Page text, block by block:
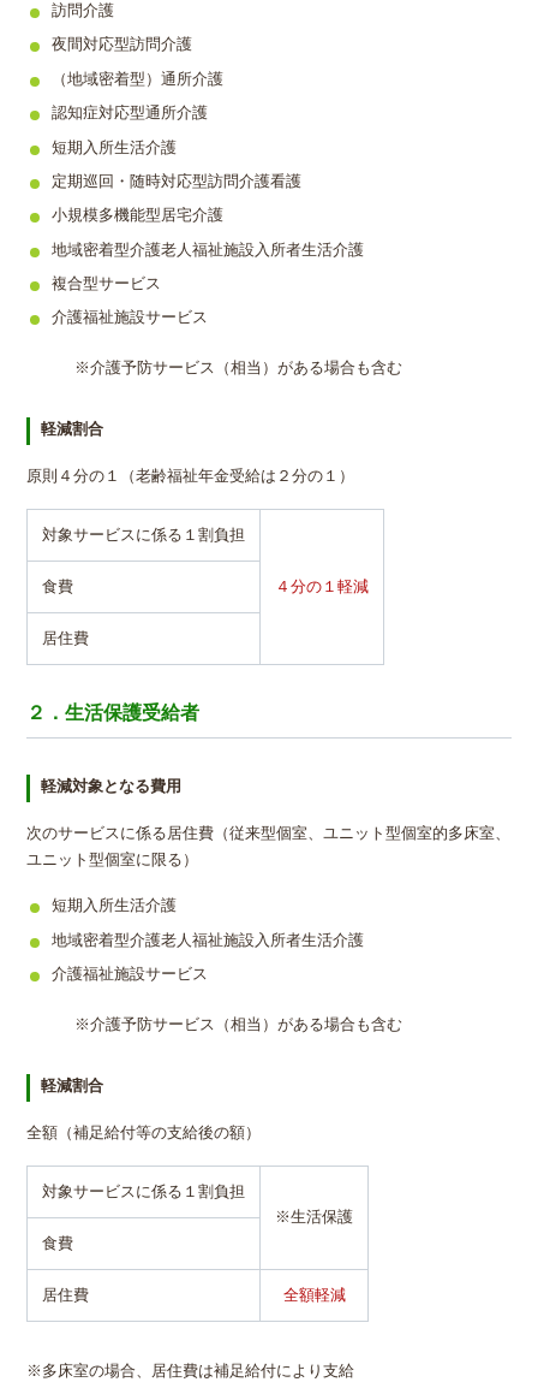
訪問介護
夜間対応型訪問介護
（地域密着型）通所介護
認知症対応型通所介護
短期入所生活介護
定期巡回・随時対応型訪問介護看護
小規模多機能型居宅介護
地域密着型介護老人福祉施設入所者生活介護
複合型サービス
介護福祉施設サービス
※介護予防サービス（相当）がある場合も含む
軽減割合
原則４分の１（老齢福祉年金受給は２分の１）
対象サービスに係る１割負担
４分の１軽減
食費
居住費
２．生活保護受給者
軽減対象となる費用
次のサービスに係る居住費（従来型個室、ユニット型個室的多床室、
ユニット型個室に限る）
短期入所生活介護
地域密着型介護老人福祉施設入所者生活介護
介護福祉施設サービス
※介護予防サービス（相当）がある場合も含む
軽減割合
全額（補足給付等の支給後の額）
対象サービスに係る１割負担
※生活保護
食費
居住費 全額軽減
※多床室の場合、居住費は補足給付により支給